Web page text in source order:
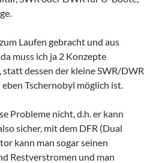
Laufen gebracht und aus
muss ich ja 2 Konzepte
dessen der kleine SWR/DWR
Tschernobyl möglich ist.
Probleme nicht, d.h. er kann
sicher, mit dem DFR (Dual
kann man sogar seinen
Restverstromen und man